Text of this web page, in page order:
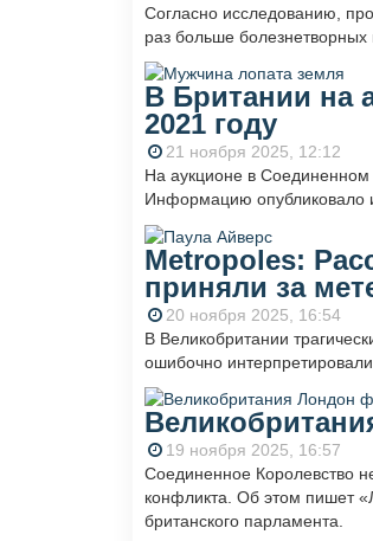
Согласно исследованию,
раз больше
В Британии на
2021 году
21 ноября 2025, 12:12
На аукционе в
Информацию опубликовало
Metropoles:
приняли за
20 ноября 2025, 16:54
В Великобритании
ошибочно
19 ноября 2025, 16:57
Соединенное Королевство
конфликта. Об этом пишет
британского парламента.